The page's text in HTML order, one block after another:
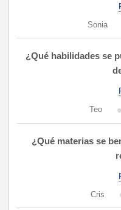
Sonia
¿Qué habilidades se
Teo
¿Qué materias se
Cris